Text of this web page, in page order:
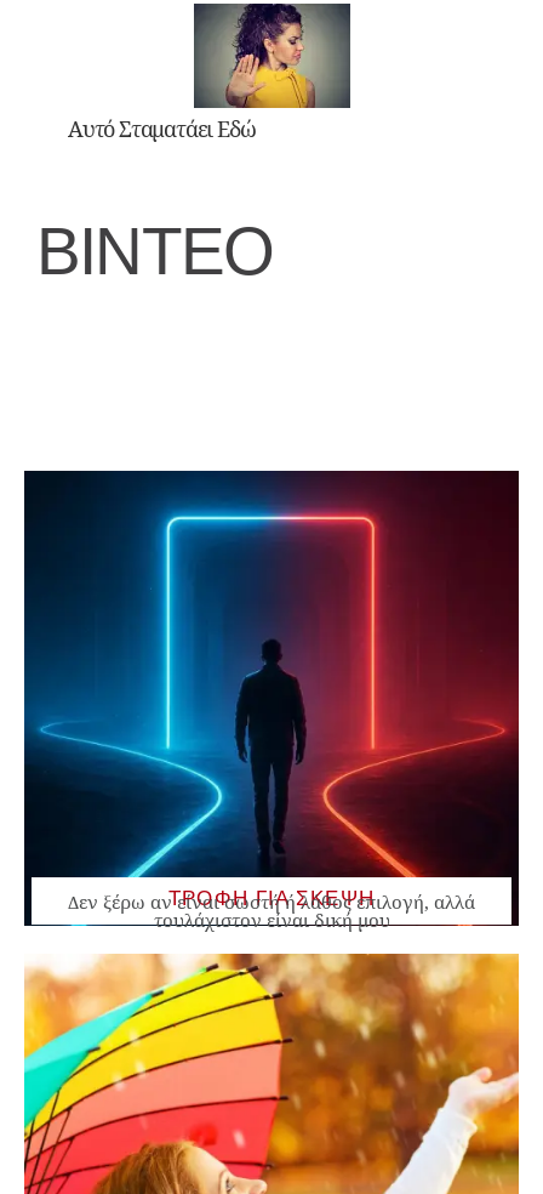
Αυτό Σταματάει Εδώ
ΒΙΝΤΕΟ
ΤΡΟΦΗ ΓΙΑ ΣΚΕΨΗ
Δεν ξέρω αν είναι σωστή ή λάθος επιλογή, αλλά
τουλάχιστον είναι δική μου